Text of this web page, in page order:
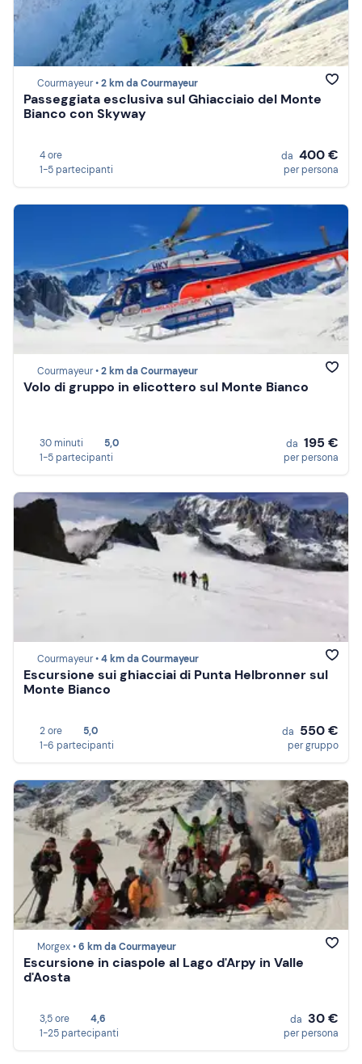
Courmayeur •2 km da Courmayeur
Passeggiata esclusiva sul Ghiacciaio del Monte
Bianco con Skyway
4 ore
1-5 partecipanti
da 400 €
per persona
Courmayeur •2 km da Courmayeur
Volo di gruppo in elicottero sul Monte Bianco
30 minuti
5,0
1-5 partecipanti
da 195 €
per persona
Courmayeur •4 km da Courmayeur
Escursione sui ghiacciai di Punta Helbronner sul
Monte Bianco
2 ore
5,0
1-6 partecipanti
da 550 €
per gruppo
Morgex •6 km da Courmayeur
Escursione in ciaspole al Lago d'Arpy in Valle
d'Aosta
3,5 ore
4,6
1-25 partecipanti
da 30 €
per persona